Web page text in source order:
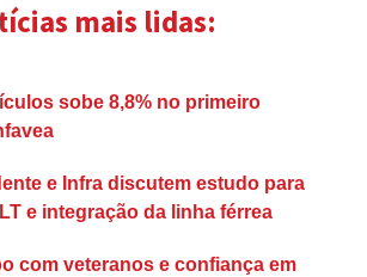
mais lidas:
sobe 8,8% no primeiro
e Infra discutem estudo para
e integração da linha férrea
com veteranos e confiança em